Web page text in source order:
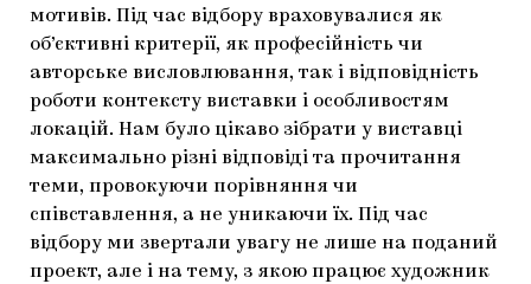
мотивів. Під час відбору враховувалися як
об’єктивні критерії, як професійність чи
авторське висловлювання, так і відповідність
роботи контексту виставки і особливостям
локацій. Нам було цікаво зібрати у виставці
максимально різні відповіді та прочитання
теми, провокуючи порівняння чи
співставлення, а не уникаючи їх. Під час
відбору ми звертали увагу не лише на поданий
проект, але і на тему, з якою працює художник